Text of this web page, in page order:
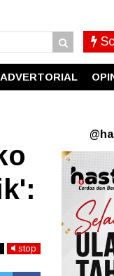
ADVERTORIAL
stop